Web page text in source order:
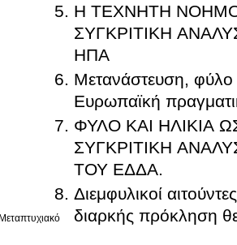
Μεταπτυχιακό
Η ΤΕΧΝΗΤΗ
ΣΥΓΚΡΙΤΙΚΗ
ΗΠΑ
Μετανάστευση, φύλο
Ευρωπαϊκή
ΦΥΛΟ ΚΑΙ ΗΛΙΚΙΑ
ΣΥΓΚΡΙΤΙΚΗ
ΤΟΥ ΕΔΔΑ.
Διεμφυλικοί
διαρκής πρόκληση